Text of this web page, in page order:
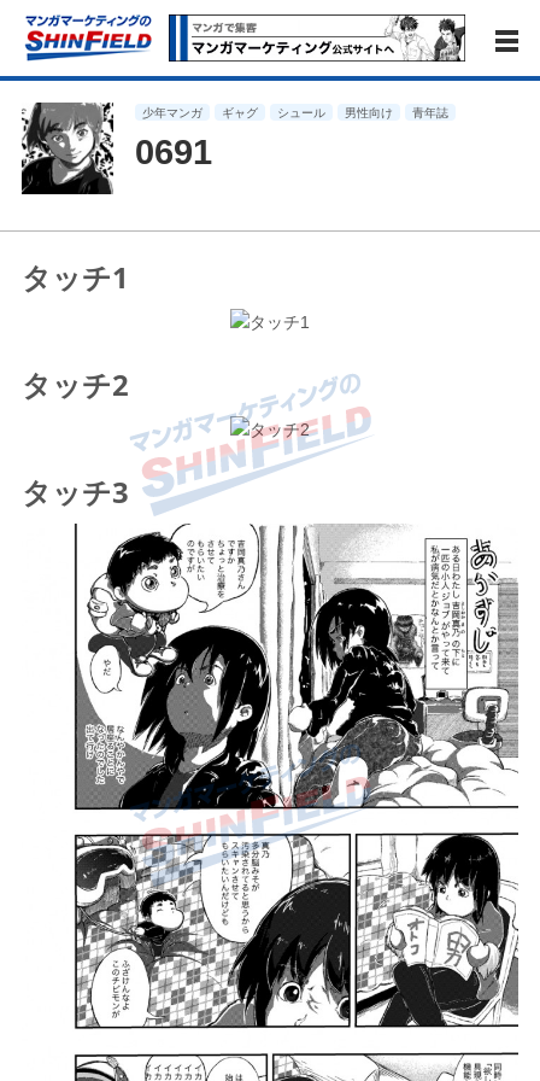
少年マンガ ギャグ シュール 男性向け 青年誌
0691
タッチ1
タッチ2
タッチ3